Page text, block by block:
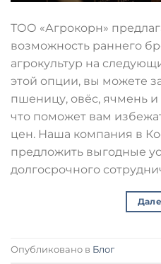
ТОО «Агрокорн»
возможность раннего
агрокультур на
этой опции, вы можете
пшеницу, овёс, ячмень
что поможет вам
цен. Наша компания в
предложить выгодные
долгосрочного
Опубликовано в Блог